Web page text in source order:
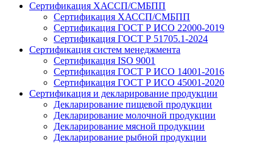
Сертификация ХАССП/СМБПП
Сертификация ХАССП/СМБПП
Сертификация ГОСТ Р ИСО 22000-2019
Сертификация ГОСТ Р 51705.1-2024
Сертификация систем менеджмента
Сертификация ISO 9001
Сертификация ГОСТ Р ИСО 14001-2016
Сертификация ГОСТ Р ИСО 45001-2020
Сертификация и декларирование продукции
Декларирование пищевой продукции
Декларирование молочной продукции
Декларирование мясной продукции
Декларирование рыбной продукции